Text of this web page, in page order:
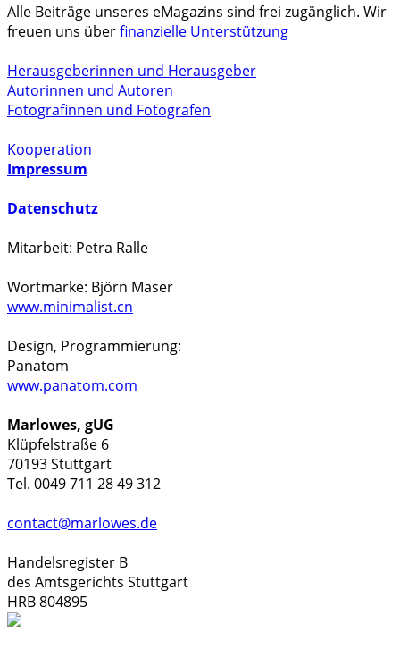
Alle Beiträge unseres eMagazins sind frei zugänglich. Wir
freuen uns überfinanzielle Unterstützung
Herausgeberinnen und Herausgeber
Autorinnen und Autoren
Fotografinnen und Fotografen
Kooperation
Impressum
Datenschutz
Mitarbeit: Petra Ralle
Wortmarke: Björn Maser
www.minimalist.cn
Design, Programmierung:
Panatom
www.panatom.com
Marlowes, gUG
Klüpfelstraße 6
70193 Stuttgart
Tel. 0049 711 28 49 312
contact@marlowes.de
Handelsregister B
des Amtsgerichts Stuttgart
HRB 804895